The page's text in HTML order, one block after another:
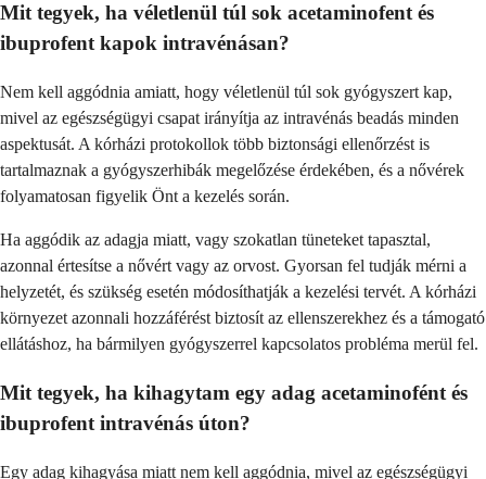
Mit tegyek, ha véletlenül túl sok acetaminofent és
ibuprofent kapok intravénásan?
Nem kell aggódnia amiatt, hogy véletlenül túl sok gyógyszert kap,
mivel az egészségügyi csapat irányítja az intravénás beadás minden
aspektusát. A kórházi protokollok több biztonsági ellenőrzést is
tartalmaznak a gyógyszerhibák megelőzése érdekében, és a nővérek
folyamatosan figyelik Önt a kezelés során.
Ha aggódik az adagja miatt, vagy szokatlan tüneteket tapasztal,
azonnal értesítse a nővért vagy az orvost. Gyorsan fel tudják mérni a
helyzetét, és szükség esetén módosíthatják a kezelési tervét. A kórházi
környezet azonnali hozzáférést biztosít az ellenszerekhez és a támogató
ellátáshoz, ha bármilyen gyógyszerrel kapcsolatos probléma merül fel.
Mit tegyek, ha kihagytam egy adag acetaminofént és
ibuprofent intravénás úton?
Egy adag kihagyása miatt nem kell aggódnia, mivel az egészségügyi